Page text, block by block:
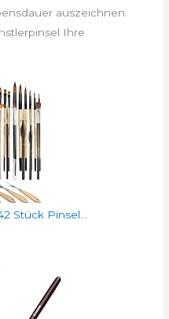
auszeichnen.
Ihre
Stück Pinsel...